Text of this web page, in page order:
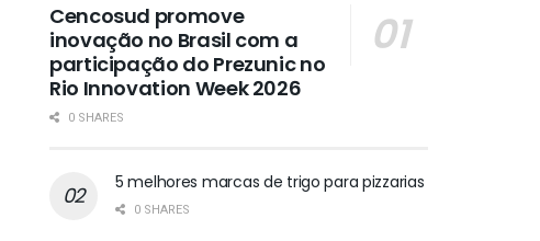
Cencosud promove
inovação no Brasil com a
participação do Prezunic no
Rio Innovation Week 2026
0 SHARES
5 melhores marcas de trigo para pizzarias
0 SHARES